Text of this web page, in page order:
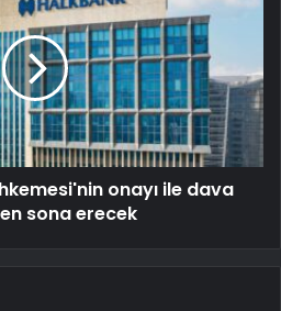
onayı ile dava
sona erecek